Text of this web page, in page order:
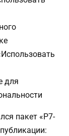
для
пакет «Р7-